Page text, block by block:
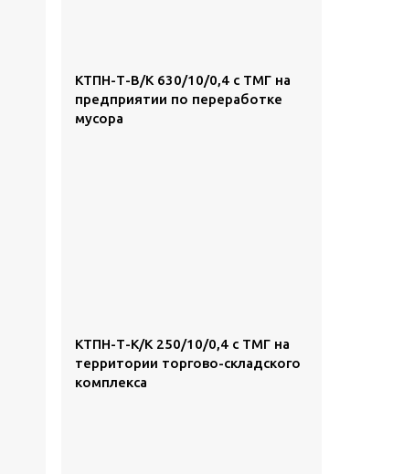
КТПН-Т-В/К 630/10/0,4 с ТМГ на
предприятии по переработке
мусора
КТПН-Т-К/К 250/10/0,4 с ТМГ на
территории торгово-складского
комплекса